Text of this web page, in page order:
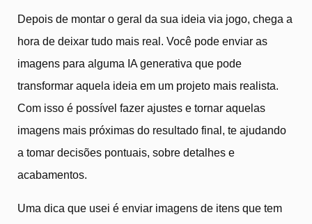
Depois de montar o geral da sua ideia via jogo, chega a
hora de deixar tudo mais real. Você pode enviar as
imagens para alguma IA generativa que pode
transformar aquela ideia em um projeto mais realista.
Com isso é possível fazer ajustes e tornar aquelas
imagens mais próximas do resultado final, te ajudando
a tomar decisões pontuais, sobre detalhes e
acabamentos.
Uma dica que usei é enviar imagens de itens que tem